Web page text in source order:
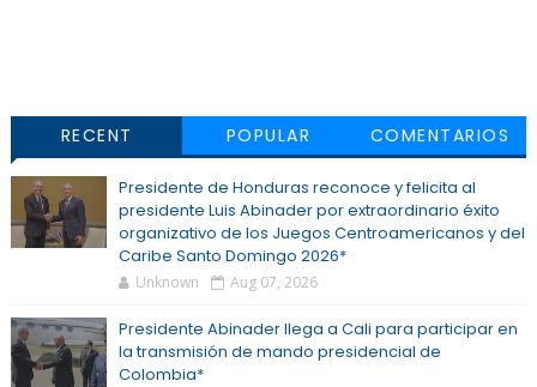
RECENT POPULAR COMENTARIOS
Presidente de Honduras reconoce y felicita al
presidente Luis Abinader por extraordinario éxito
organizativo de los Juegos Centroamericanos y del
Caribe Santo Domingo 2026*
Unknown Aug 07, 2026
Presidente Abinader llega a Cali para participar en
la transmisión de mando presidencial de
Colombia*